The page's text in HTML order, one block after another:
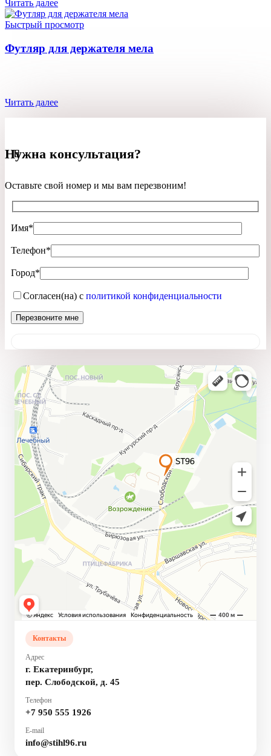
Читать далее
Быстрый просмотр
Футляр для держателя мела
Читать далее
Нужна консультация?
Оставьте свой номер и мы вам перезвоним!
Имя*
Телефон*
Город*
Согласен(на) с политикой конфиденциальности
Контакты
Адрес
г. Екатеринбург,
пер. Слободской, д. 45
Телефон
+7 950 555 1926
E-mail
info@stihl96.ru